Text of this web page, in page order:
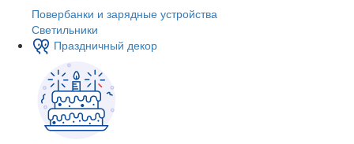
Повербанки и зарядные устройства
Светильники
Праздничный декор